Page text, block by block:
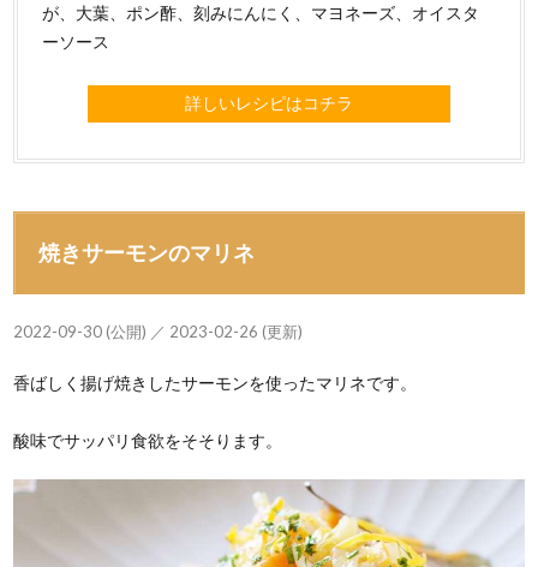
が、大葉、ポン酢、刻みにんにく、マヨネーズ、オイスタ
ーソース
詳しいレシピはコチラ
焼きサーモンのマリネ
2022-09-30 (公開) ／ 2023-02-26 (更新)
香ばしく揚げ焼きしたサーモンを使ったマリネです。
酸味でサッパリ食欲をそそります。